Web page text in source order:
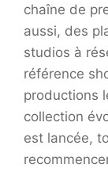
chaîne de
aussi, des
studios à
référence
productions
collection
est lancée,